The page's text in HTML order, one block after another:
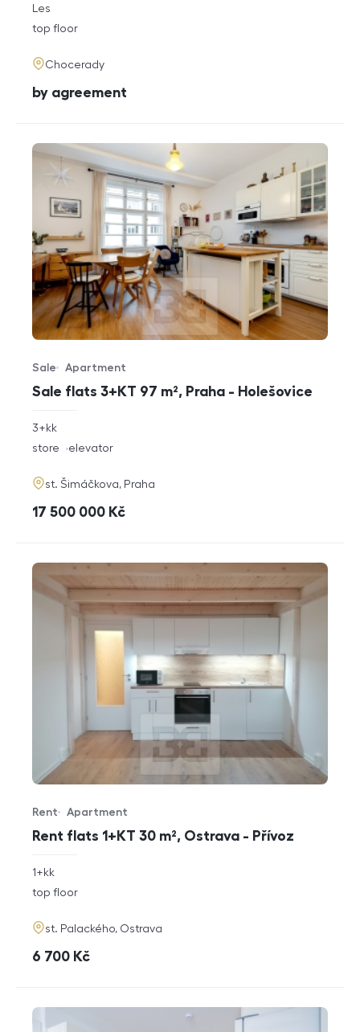
rozměry
disposition
Les
funkce
top floor
adresa
Chocerady
cena
by agreement
Sale flats 3+KT 97 m², Praha - Holešovice
Offer type
Sale
Property type
Apartment
rozměry
disposition
3+kk
funkce
store elevator
adresa
st. Šimáčkova, Praha
cena
17 500 000 Kč
Rent flats 1+KT 30 m², Ostrava - Přívoz
Offer type
Rent
Property type
Apartment
rozměry
disposition
1+kk
funkce
top floor
adresa
st. Palackého, Ostrava
cena
6 700 Kč